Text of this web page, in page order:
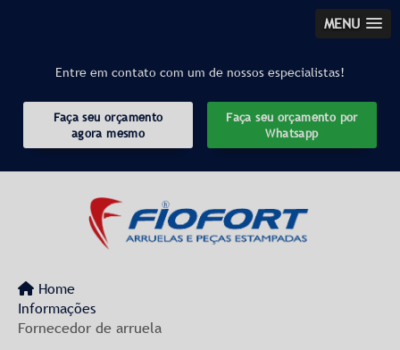
MENU
Entre em contato com um de nossos especialistas!
Faça seu orçamento
agora mesmo
Faça seu orçamento por
Whatsapp
Home
Informações
Fornecedor de arruela